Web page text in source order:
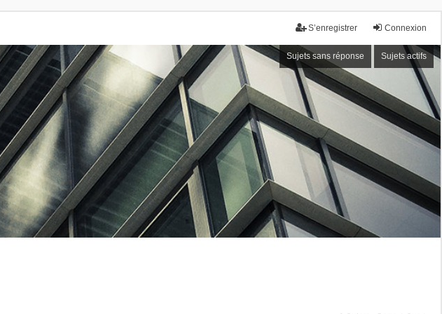
Connexion
S’enregistrer
Sujets sans réponse Sujets actifs